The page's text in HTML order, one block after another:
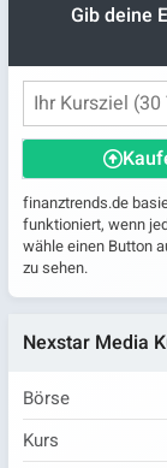
Gib deine
finanztrends.de
funktioniert, wenn
wähle einen Button
zu sehen.
Nexstar Media
Börse
Kurs